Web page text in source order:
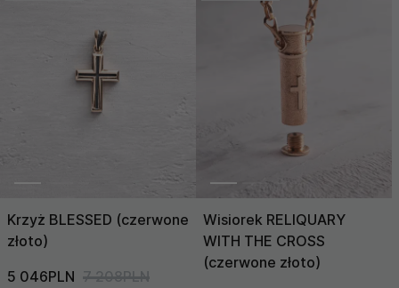
Krzyż BLESSED (czerwone
złoto)
5 046PLN 7 208PLN
Wisiorek RELIQUARY
WITH THE CROSS
(czerwone złoto)